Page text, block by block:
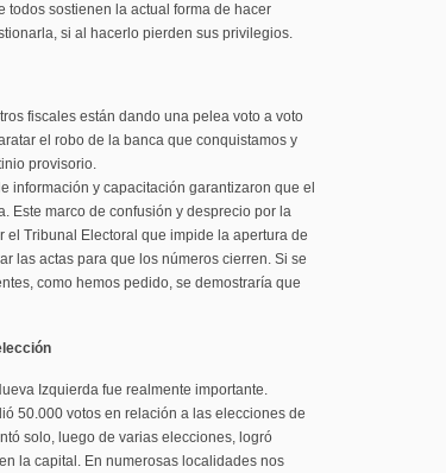
todos sostienen la actual forma de hacer
si al hacerlo pierden sus privilegios.
fiscales están dando una pelea voto a voto
el robo de la banca que conquistamos y
provisorio.
información y capacitación garantizaron que el
Este marco de confusión y desprecio por la
el Tribunal Electoral que impide la apertura de
las actas para que los números cierren. Si se
como hemos pedido, se demostraría que
Izquierda fue realmente importante.
50.000 votos en relación a las elecciones de
solo, luego de varias elecciones, logró
la capital. En numerosas localidades nos